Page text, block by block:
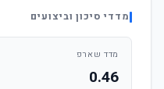
מדדי סיכון וביצועים
מדד שארפ
0.46